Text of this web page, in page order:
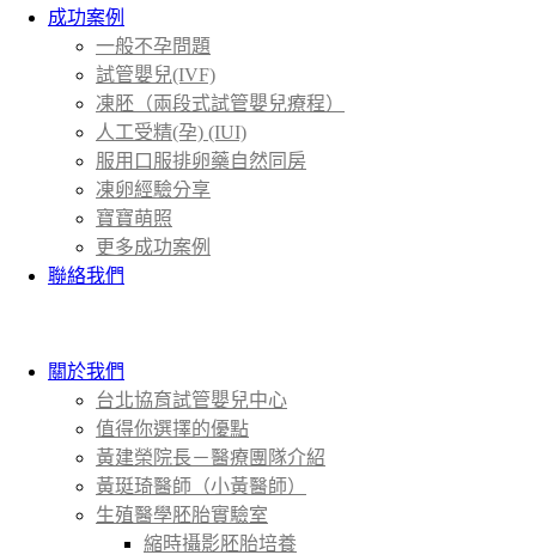
成功案例
一般不孕問題
試管嬰兒(IVF)
凍胚（兩段式試管嬰兒療程）
人工受精(孕) (IUI)
服用口服排卵藥自然同房
凍卵經驗分享
寶寶萌照
更多成功案例
聯絡我們
關於我們
台北協育試管嬰兒中心
值得你選擇的優點
黃建榮院長－醫療團隊介紹
黃珽琦醫師（小黃醫師）
生殖醫學胚胎實驗室
縮時攝影胚胎培養